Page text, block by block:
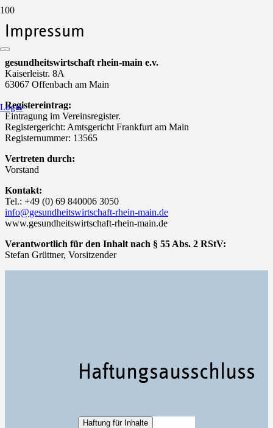
Login
Impressum
gesundheitswirtschaft rhein-main e.v.
Kaiserleistr. 8A
63067 Offenbach am Main
Registereintrag:
Eintragung im Vereinsregister.
Registergericht: Amtsgericht Frankfurt am Main
Registernummer: 13565
Vertreten durch:
Vorstand
Kontakt:
Tel.: +49 (0) 69 840006 3050
info@gesundheitswirtschaft-rhein-main.de
www.gesundheitswirtschaft-rhein-main.de
Verantwortlich für den Inhalt nach § 55 Abs. 2 RStV:
Stefan Grüttner, Vorsitzender
Haftungsausschluss
Haftung für Inhalte